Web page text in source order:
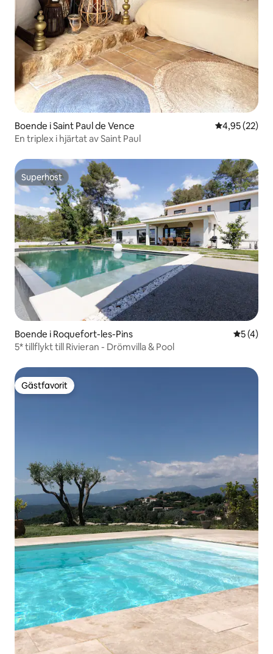
Boende i Saint Paul de Vence 4,95 av 5 i
4,95 (22)
En triplex i hjärtat av Saint Paul
Superhost
Superhost
Boende i Roquefort-les-Pins 5 av 5 i
5 (4)
5* tillflykt till Rivieran - Drömvilla & Pool
Gästfavorit
Gästfavorit